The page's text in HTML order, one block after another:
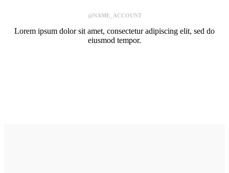
@NAME_ACCOUNT
Lorem ipsum dolor sit amet, consectetur adipiscing elit, sed do
eiusmod tempor.